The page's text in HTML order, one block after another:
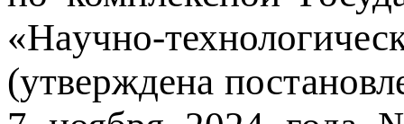
«Hayчнo-
(утверждена